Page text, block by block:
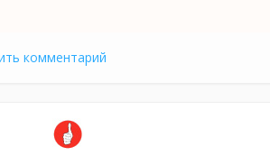
комментарий